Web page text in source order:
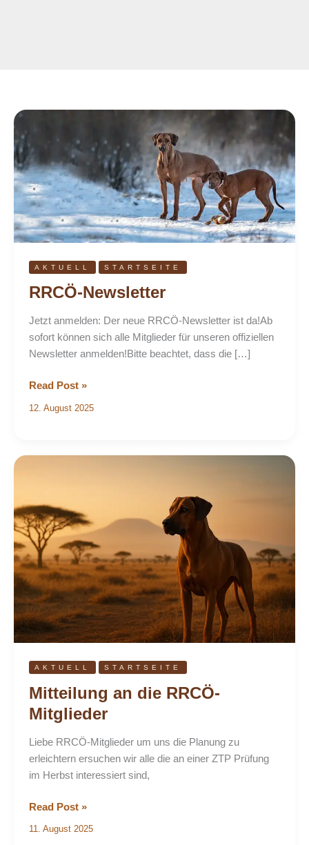
AKTUELL STARTSEITE
RRCÖ-Newsletter
Jetzt anmelden: Der neue RRCÖ-Newsletter ist da!Ab
sofort können sich alle Mitglieder für unseren offiziellen
Newsletter anmelden!Bitte beachtet, dass die […]
Read Post »
12. August 2025
AKTUELL STARTSEITE
Mitteilung an die RRCÖ-
Mitglieder
Liebe RRCÖ-Mitglieder um uns die Planung zu
erleichtern ersuchen wir alle die an einer ZTP Prüfung
im Herbst interessiert sind,
RRCÖ-
Mitglieder
Read Post »
11. August 2025